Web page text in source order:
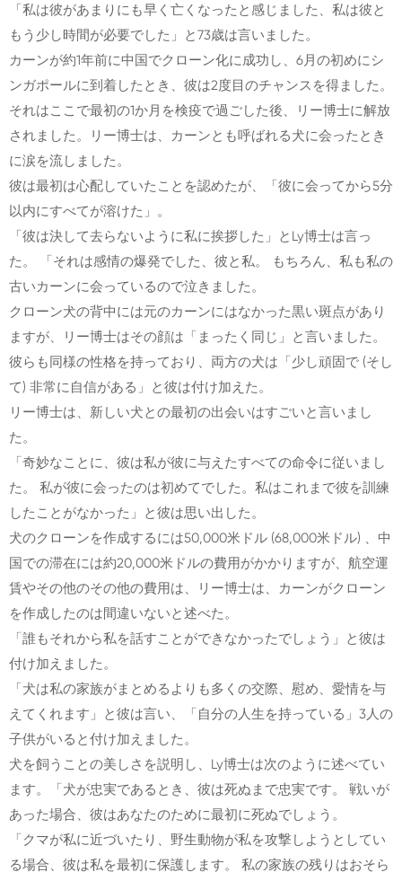
「私は彼があまりにも早く亡くなったと感じました、私は彼と
もう少し時間が必要でした」と73歳は言いました。
カーンが約1年前に中国でクローン化に成功し、6月の初めにシ
ンガポールに到着したとき、彼は2度目のチャンスを得ました。
それはここで最初の1か月を検疫で過ごした後、リー博士に解放
されました。リー博士は、カーンとも呼ばれる犬に会ったとき
に涙を流しました。
彼は最初は心配していたことを認めたが、「彼に会ってから5分
以内にすべてが溶けた」。
「彼は決して去らないように私に挨拶した」とLy博士は言っ
た。 「それは感情の爆発でした、彼と私。 もちろん、私も私の
古いカーンに会っているので泣きました。
クローン犬の背中には元のカーンにはなかった黒い斑点があり
ますが、リー博士はその顔は「まったく同じ」と言いました。
彼らも同様の性格を持っており、両方の犬は「少し頑固で (そし
て) 非常に自信がある」と彼は付け加えた。
リー博士は、新しい犬との最初の出会いはすごいと言いまし
た。
「奇妙なことに、彼は私が彼に与えたすべての命令に従いまし
た。 私が彼に会ったのは初めてでした。私はこれまで彼を訓練
したことがなかった」と彼は思い出した。
犬のクローンを作成するには50,000米ドル (68,000米ドル) 、中
国での滞在には約20,000米ドルの費用がかかりますが、航空運
賃やその他のその他の費用は、リー博士は、カーンがクローン
を作成したのは間違いないと述べた。
「誰もそれから私を話すことができなかったでしょう」と彼は
付け加えました。
「犬は私の家族がまとめるよりも多くの交際、慰め、愛情を与
えてくれます」と彼は言い、「自分の人生を持っている」3人の
子供がいると付け加えました。
犬を飼うことの美しさを説明し、Ly博士は次のように述べてい
ます。「犬が忠実であるとき、彼は死ぬまで忠実です。 戦いが
あった場合、彼はあなたのために最初に死ぬでしょう。
「クマが私に近づいたり、野生動物が私を攻撃しようとしてい
る場合、彼は私を最初に保護します。 私の家族の残りはおそら